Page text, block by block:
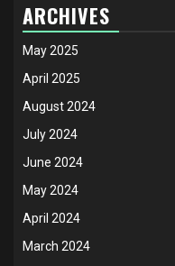
ARCHIVES
May 2025
April 2025
August 2024
July 2024
June 2024
May 2024
April 2024
March 2024